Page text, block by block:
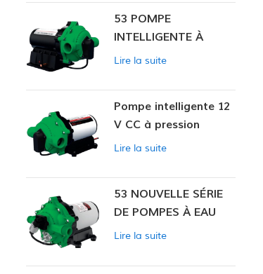
53 POMPE
INTELLIGENTE À
PRESSION
Lire la suite
Pompe intelligente 12
V CC à pression
constante 53
Lire la suite
53 NOUVELLE SÉRIE
DE POMPES À EAU
Lire la suite